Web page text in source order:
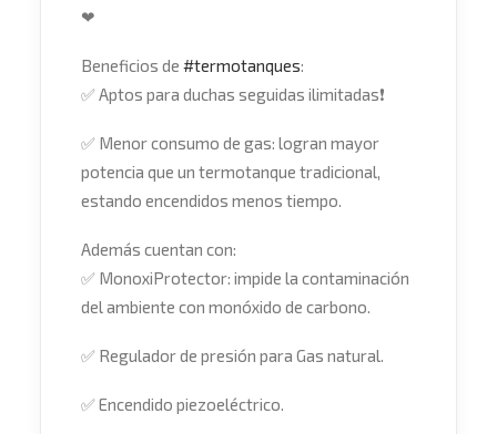
❤
Beneficios de #termotanques:
✅Aptos para duchas seguidas ilimitadas❗
✅ Menor consumo de gas: logran mayor
potencia que un termotanque tradicional,
estando encendidos menos tiempo.
Además cuentan con:
✅ MonoxiProtector: impide la contaminación
del ambiente con monóxido de carbono.
✅ Regulador de presión para Gas natural.
✅Encendido piezoeléctrico.